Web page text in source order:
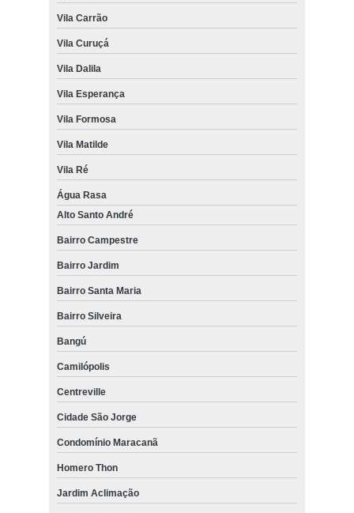
Vila Carrão
Vila Curuçá
Vila Dalila
Vila Esperança
Vila Formosa
Vila Matilde
Vila Ré
Água Rasa
Alto Santo André
Bairro Campestre
Bairro Jardim
Bairro Santa Maria
Bairro Silveira
Bangú
Camilópolis
Centreville
Cidade São Jorge
Condomínio Maracanã
Homero Thon
Jardim Aclimação